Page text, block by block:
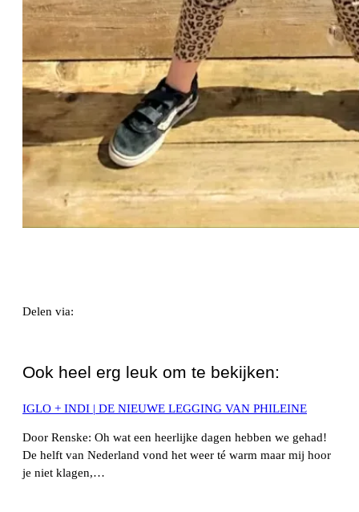
Delen via:
Ook heel erg leuk om te bekijken:
IGLO + INDI | DE NIEUWE LEGGING VAN PHILEINE
Door Renske: Oh wat een heerlijke dagen hebben we gehad!
De helft van Nederland vond het weer té warm maar mij hoor
je niet klagen,…